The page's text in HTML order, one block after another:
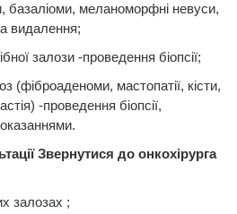
базаліоми, меланоморфні невуси,
видалення;
залози -проведення біопсії;
(фіброаденоми, мастопатії, кісти,
-проведення біопсії,
Звернутися до онкохірурга
залозах ;